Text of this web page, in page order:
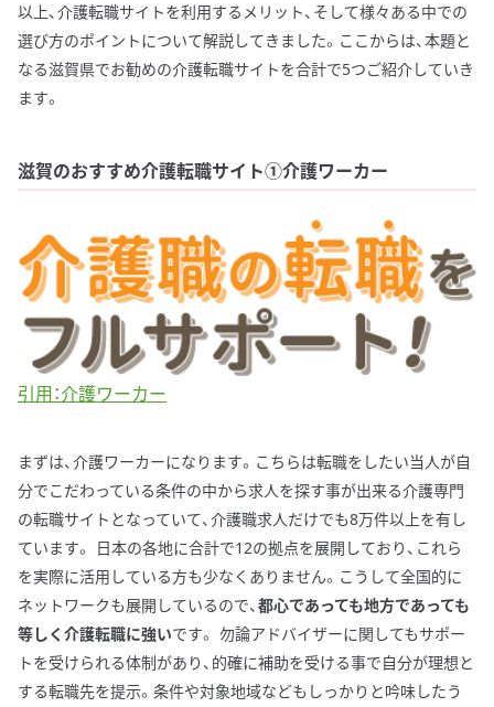
以上、介護転職サイトを利用するメリット、そして様々ある中での
選び方のポイントについて解説してきました。ここからは、本題と
なる滋賀県でお勧めの介護転職サイトを合計で5つご紹介していき
ます。
滋賀のおすすめ介護転職サイト①介護ワーカー
引用：介護ワーカー
まずは、介護ワーカーになります。こちらは転職をしたい当人が自
分でこだわっている条件の中から求人を探す事が出来る介護専門
の転職サイトとなっていて、介護職求人だけでも8万件以上を有し
ています。 日本の各地に合計で12の拠点を展開しており、これら
を実際に活用している方も少なくありません。こうして全国的に
ネットワークも展開しているので、都心であっても地方であっても
等しく介護転職に強いです。 勿論アドバイザーに関してもサポー
トを受けられる体制があり、的確に補助を受ける事で自分が理想と
する転職先を提示。条件や対象地域などもしっかりと吟味したう